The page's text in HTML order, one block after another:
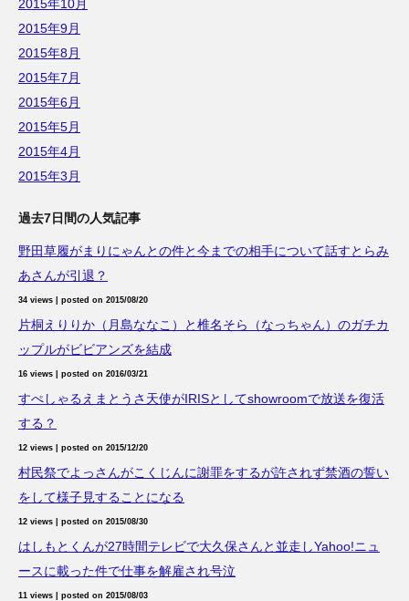
2015年10月
2015年9月
2015年8月
2015年7月
2015年6月
2015年5月
2015年4月
2015年3月
過去7日間の人気記事
野田草履がまりにゃんとの件と今までの相手について話すとらみ
あさんが引退？
34 views posted on 2015/08/20
片桐えりりか（月島ななこ）と椎名そら（なっちゃん）のガチカ
ップルがビビアンズを結成
16 views posted on 2016/03/21
すぺしゃるえまとうさ天使がIRISとしてshowroomで放送を復活
する？
12 views posted on 2015/12/20
村民祭でよっさんがこくじんに謝罪をするが許されず禁酒の誓い
をして様子見することになる
12 views posted on 2015/08/30
はしもとくんが27時間テレビで大久保さんと並走しYahoo!ニュ
ースに載った件で仕事を解雇され号泣
11 views posted on 2015/08/03